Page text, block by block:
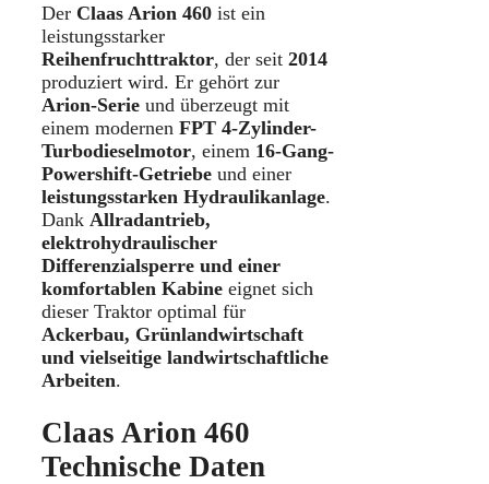
Der Claas Arion 460 ist ein
leistungsstarker
Reihenfruchttraktor, der seit 2014
produziert wird. Er gehört zur
Arion-Serie und überzeugt mit
einem modernen FPT 4-Zylinder-
Turbodieselmotor, einem 16-Gang-
Powershift-Getriebe und einer
leistungsstarken Hydraulikanlage.
Dank Allradantrieb,
elektrohydraulischer
Differenzialsperre und einer
komfortablen Kabine eignet sich
dieser Traktor optimal für
Ackerbau, Grünlandwirtschaft
und vielseitige landwirtschaftliche
Arbeiten.
Claas Arion 460
Technische Daten